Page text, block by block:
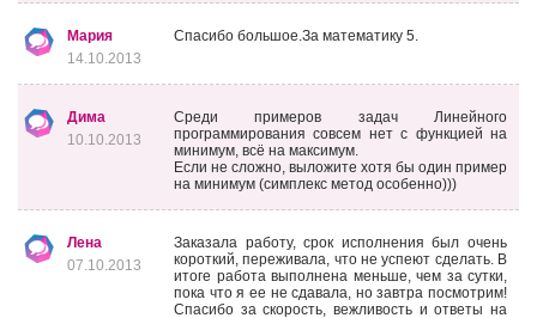
Мария
14.10.2013
Спасибо большое.За математику 5.
Дима
10.10.2013
Среди примеров задач Линейного
программирования совсем нет с функцией на
минимум, всё на максимум.
Если не сложно, выложите хотя бы один пример
на минимум (симплекс метод особенно)))
Лена
07.10.2013
Заказала работу, срок исполнения был очень
короткий, переживала, что не успеют сделать. В
итоге работа выполнена меньше, чем за сутки,
пока что я ее не сдавала, но завтра посмотрим!
Спасибо за скорость, вежливость и ответы на